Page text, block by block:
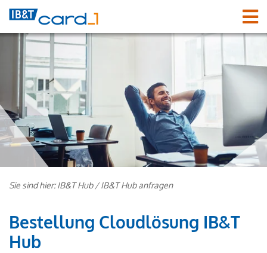
Sie sind hier:IB&T Hub/IB&T Hub anfragen
Bestellung Cloudlösung IB&T
Hub